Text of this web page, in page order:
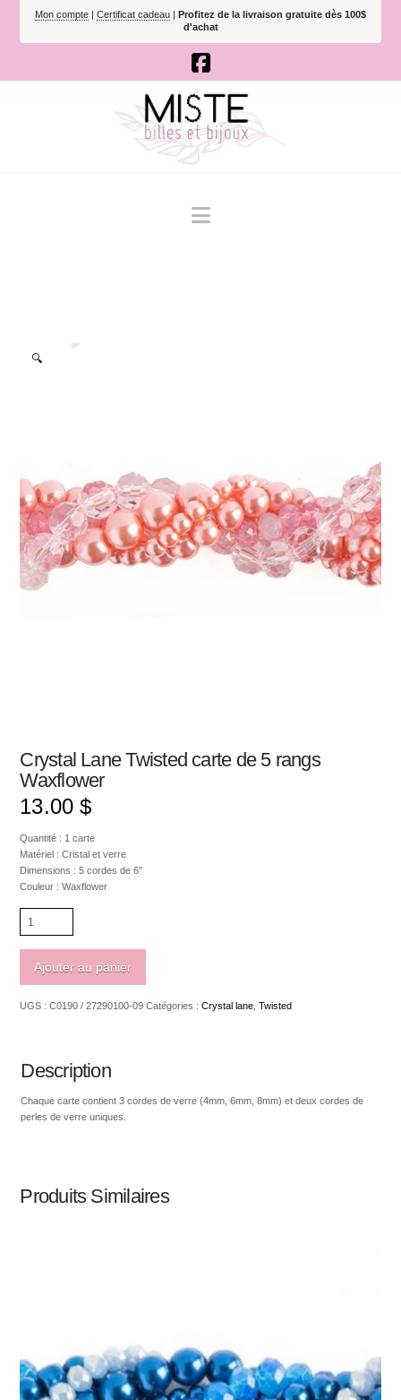
Mon compte | Certificat cadeau | Profitez de la livraison gratuite dès 100$
d'achat
Navigation
🔍
Crystal Lane Twisted carte de 5 rangs
Waxflower
13.00 $
Quantité : 1 carte
Matériel : Cristal et verre
Dimensions : 5 cordes de 6″
Couleur : Waxflower
Crystal
Lane
de
Ajouter au panier
UGS :C0190 / 27290100-09 Catégories :Crystal lane ,Twisted
Description
Chaque carte contient 3 cordes de verre (4mm, 6mm, 8mm) et deux cordes de
perles de verre uniques.
Produits Similaires